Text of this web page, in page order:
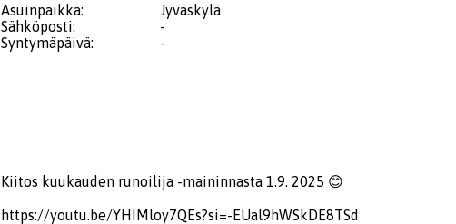
Asuinpaikka:
Jyväskylä
Sähköposti:
-
Syntymäpäivä:
-
Kiitos kuukauden runoilija -maininnasta 1.9. 2025 😊
https://youtu.be/YHIMloy7QEs?si=-EUal9hWSkDE8TSd